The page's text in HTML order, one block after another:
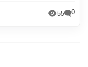
55 0